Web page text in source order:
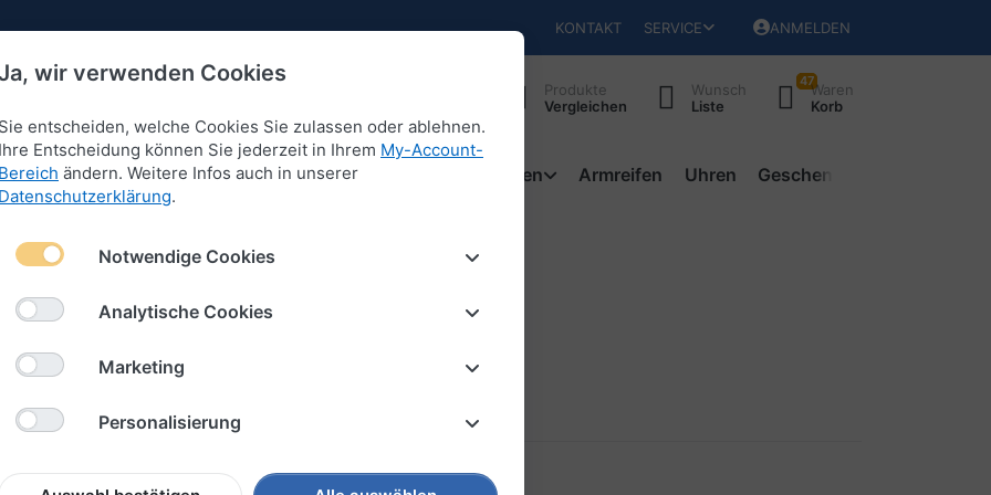
KONTAKT SERVICE ANMELDEN
Produkte
Vergleichen
Wunsch
Liste
47Waren
Korb
Armbänder Anhänger für Armbänder Schlüsselketten Armreifen Uhren Geschenke
für Armbänder
nach
wir verwenden Cookies
Sie entscheiden, welche Cookies Sie zulassen oder ablehnen.
Ihre Entscheidung können Sie jederzeit in Ihrem My-Account-
Bereich ändern. Weitere Infos auch in unserer
Datenschutzerklärung.
Notwendige Cookies
Analytische Cookies
Marketing
Personalisierung